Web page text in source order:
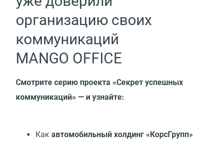
организацию своих
коммуникаций
MANGO OFFICE
Смотрите серию проекта «Секрет успешных
коммуникаций» — и узнайте:
Как автомобильный холдинг « КорсГрупп»